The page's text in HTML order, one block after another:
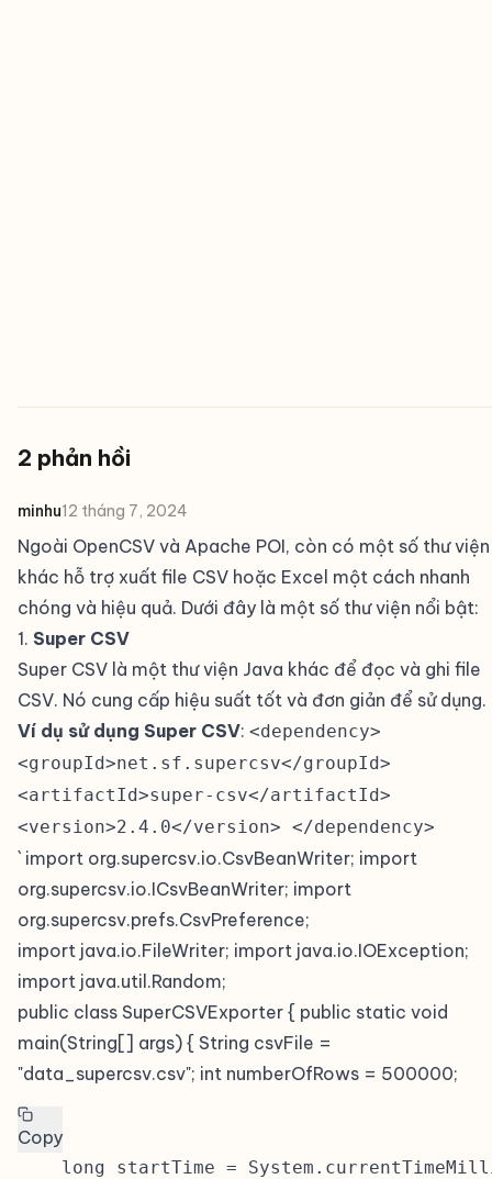
2 phản hồi
minhu12 tháng 7, 2024
Ngoài OpenCSV và Apache POI, còn có một số thư viện
khác hỗ trợ xuất file CSV hoặc Excel một cách nhanh
chóng và hiệu quả. Dưới đây là một số thư viện nổi bật:
1. Super CSV
Super CSV là một thư viện Java khác để đọc và ghi file
CSV. Nó cung cấp hiệu suất tốt và đơn giản để sử dụng.
Ví dụ sử dụng Super CSV: <dependency>
<groupId>net.sf.supercsv</groupId>
<artifactId>super-csv</artifactId>
<version>2.4.0</version> </dependency>
` import org.supercsv.io.CsvBeanWriter; import
org.supercsv.io.ICsvBeanWriter; import
org.supercsv.prefs.CsvPreference;
import java.io.FileWriter; import java.io.IOException;
import java.util.Random;
public class SuperCSVExporter { public static void
main(String[] args) { String csvFile =
"data_supercsv.csv"; int numberOfRows = 500000;
Copy
long startTime =